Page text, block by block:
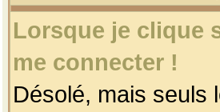
Lorsque je clique
me connecter !
Désolé, mais seuls